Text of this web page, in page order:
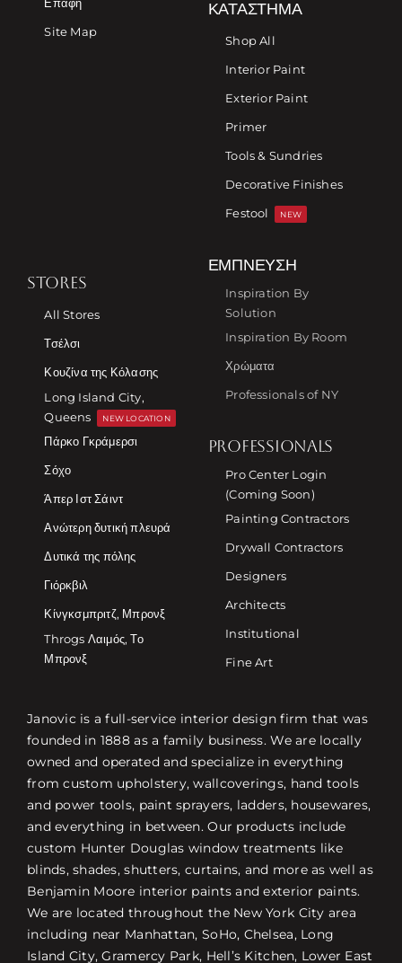
Επαφή
Site Map
ΚΑΤΆΣΤΗΜΑ
Shop All
Interior Paint
Exterior Paint
Primer
Tools & Sundries
Decorative Finishes
Festool
NEW
STORES
All Stores
Τσέλσι
Κουζίνα της Κόλασης
Long Island City,
Queens
NEW LOCATION
Πάρκο Γκράμερσι
Σόχο
Άπερ Ιστ Σάιντ
Ανώτερη δυτική πλευρά
Δυτικά της πόλης
Γιόρκβιλ
Κίνγκσμπριτζ, Μπρονξ
Throgs Λαιμός, Το
Μπρονξ
ΈΜΠΝΕΥΣΗ
Inspiration By
Solution
Inspiration By Room
Χρώματα
Professionals of NY
PROFESSIONALS
Pro Center Login
(Coming Soon)
Painting Contractors
Drywall Contractors
Designers
Architects
Institutional
Fine Art
Janovic is a full-service interior design firm that was
founded in 1888 as a family business. We are locally
owned and operated and specialize in everything
from custom upholstery, wallcoverings, hand tools
and power tools, paint sprayers, ladders, housewares,
and everything in between. Our products include
custom Hunter Douglas window treatments like
blinds, shades, shutters, curtains, and more as well as
Benjamin Moore interior paints and exterior paints.
We are located throughout the New York City area
including near Manhattan, SoHo, Chelsea, Long
Island City, Gramercy Park, Hell’s Kitchen, Lower East